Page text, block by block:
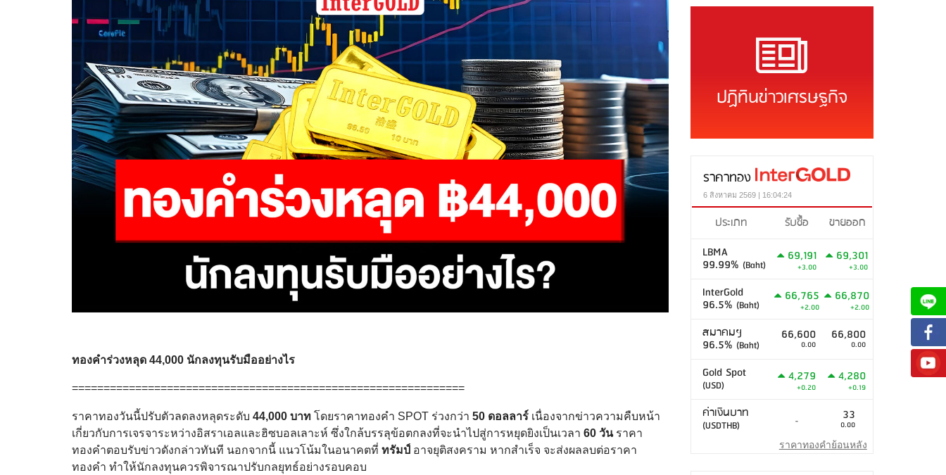
ทองคำร่วงหลุด 44,000 นักลงทุนรับมืออย่างไร
==============================================================
ราคาทองวันนี้ปรับตัวลดลงหลุดระดับ 44,000 บาท โดยราคาทองคำ SPOT ร่วงกว่า 50 ดอลลาร์ เนื่องจากข่าวความคืบหน้า
เกี่ยวกับการเจรจาระหว่างอิสราเอลและฮิซบอลเลาะห์ ซึ่งใกล้บรรลุข้อตกลงที่จะนำไปสู่การหยุดยิงเป็นเวลา 60 วันราคา
ทองคำตอบรับข่าวดังกล่าวทันที นอกจากนี้ แนวโน้มในอนาคตที่ ทรัมป์ อาจยุติสงคราม หากสำเร็จ จะส่งผลลบต่อราคา
ทองคำ ทำให้นักลงทุนควรพิจารณาปรับกลยุทธ์อย่างรอบคอบ
ปฏิทินข่าวเศรษฐกิจ
ราคาทอง
6 สิงหาคม 2569 | 16:04:24
ประเภท รับซื้อ
ขายออก
LBMA
99.99% (Baht)
69,191
+3.00
69,301
+3.00
InterGold
96.5% (Baht)
66,765
+2.00
66,870
+2.00
สมาคมฯ
96.5% (Baht)
66,600
0.00
66,800
0.00
Gold Spot
(USD)
4,279
+0.20
4,280
+0.19
ค่าเงินบาท
(USDTHB) - 33
0.00
ราคาทองคำย้อนหลัง